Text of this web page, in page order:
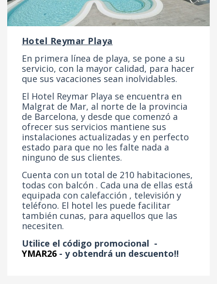
Hotel Reymar Playa
En primera línea de playa, se pone a su
servicio, con la mayor calidad, para hacer
que sus vacaciones sean inolvidables.
El Hotel Reymar Playa se encuentra en
Malgrat de Mar, al norte de la provincia
de Barcelona, y desde que comenzó a
ofrecer sus servicios mantiene sus
instalaciones actualizadas y en perfecto
estado para que no les falte nada a
ninguno de sus clientes.
Cuenta con un total de 210 habitaciones,
todas con balcón . Cada una de ellas está
equipada con calefacción , televisión y
teléfono. El hotel les puede facilitar
también cunas, para aquellos que las
necesiten.
Utilice el código promocional -
YMAR26 - y obtendrá un descuento!!